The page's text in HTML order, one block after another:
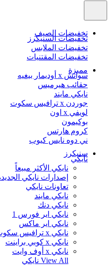
تخفيضات الصيف
تخفيضات السنيكرز
تخفيضات الملابس
تخفيضات المقتنيات
مميزة
سواتش x أوديمار بيغيه
حقائب هيرميس
نايكي مايند
جوردن x ترافيس سكوت
لويفي x اون
بوكيمون
كروم هارتس
ني دوه نايس كيوب
سنيكرز
نايكي
نايكي الأكثر مبيعاً
إصدارات نايكي
تعاونات نايكي
نايكي مايند
نايكي دنك
نايكي اير فورس 1
نايكي اير ماكس
نايكي x ترافيس سكوت
نايكي x كوبي براينت
نايكي x أوف وايت
View All نايكي